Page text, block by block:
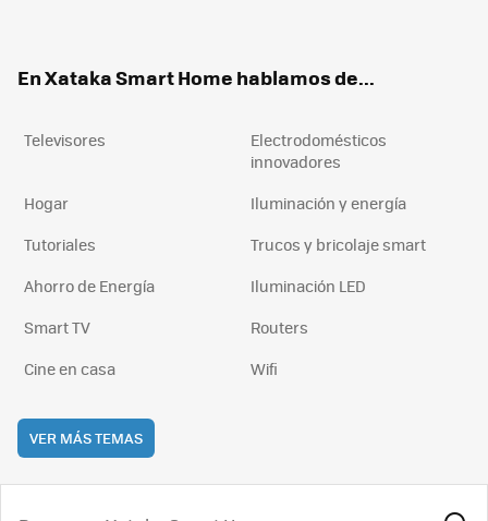
En Xataka Smart Home hablamos de...
Televisores
Electrodomésticos
innovadores
Hogar
Iluminación y energía
Tutoriales
Trucos y bricolaje smart
Ahorro de Energía
Iluminación LED
Smart TV
Routers
Cine en casa
Wifi
VER MÁS TEMAS